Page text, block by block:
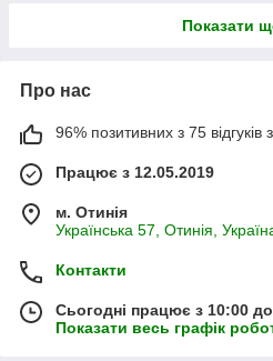
Показати
Про нас
96% позитивних з 75 відгуків
Працює з 12.05.2019
м. Отинія
Українська 57, Отинія,
Контакти
Сьогодні працює з 10:00
Показати весь графік